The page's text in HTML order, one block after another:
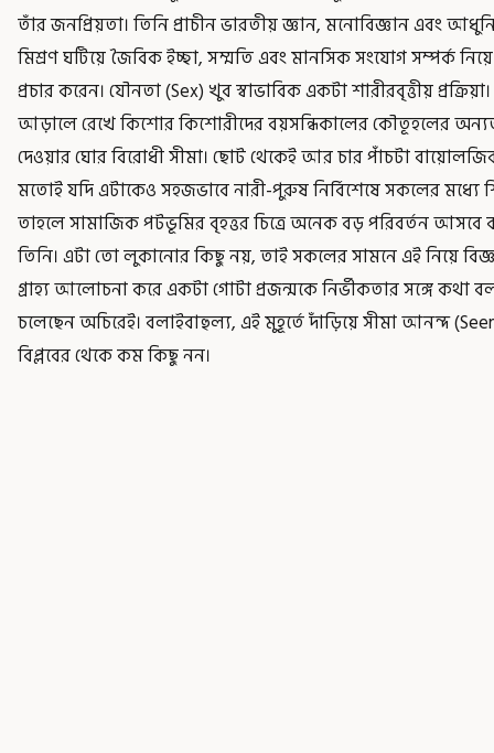
তাঁর জনপ্রিয়তা। তিনি প্রাচীন ভারতীয় জ্ঞান, মনোবিজ্ঞান এবং
মিশ্রণ ঘটিয়ে জৈবিক ইচ্ছা, সম্মতি এবং মানসিক সংযোগ সম্পর্ক
প্রচার করেন। যৌনতা (Sex) খুব স্বাভাবিক একটা শারীরবৃত্তীয়
আড়ালে রেখে কিশোর কিশোরীদের বয়সন্ধিকালের কৌতূহলের
দেওয়ার ঘোর বিরোধী সীমা। ছোট থেকেই আর চার পাঁচটা
মতোই যদি এটাকেও সহজভাবে নারী-পুরুষ নির্বিশেষে সকলের মধ্যে
তাহলে সামাজিক পটভূমির বৃহত্তর চিত্রে অনেক বড় পরিবর্তন আসবে
তিনি। এটা তো লুকানোর কিছু নয়, তাই সকলের সামনে এই নিয়ে
গ্রাহ্য আলোচনা করে একটা গোটা প্রজন্মকে নির্ভীকতার সঙ্গে কথা
চলেছেন অচিরেই। বলাইবাহুল্য, এই মুহূর্তে দাঁড়িয়ে সীমা আনন্দ
বিপ্লবের থেকে কম কিছু নন।